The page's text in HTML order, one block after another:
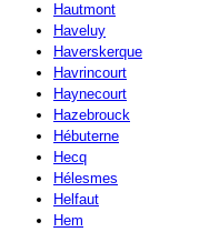
Hautmont
Haveluy
Haverskerque
Havrincourt
Haynecourt
Hazebrouck
Hébuterne
Hecq
Hélesmes
Helfaut
Hem